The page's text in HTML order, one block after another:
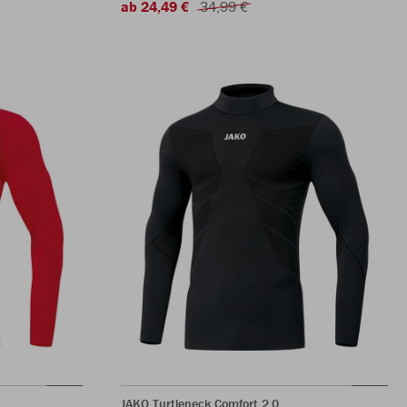
ab 24,49 € 34,99 €
JAKO Turtleneck Comfort 2.0